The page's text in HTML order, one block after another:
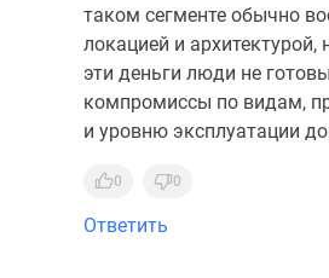
таком сегменте обычно
локацией и архитектурой,
эти деньги люди не
компромиссы по видам,
и уровню эксплуатации
0 0
Ответить